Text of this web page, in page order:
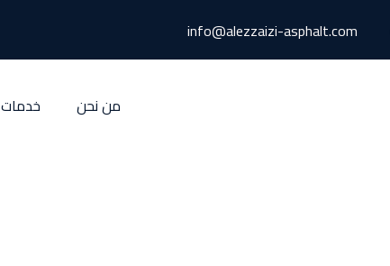
info@alezzaizi-asphalt.com
من نحن خدمات